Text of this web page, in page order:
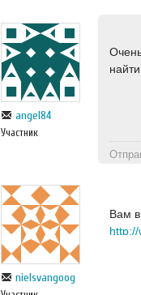
angel84
Участник
nielsvangoog
Вам в